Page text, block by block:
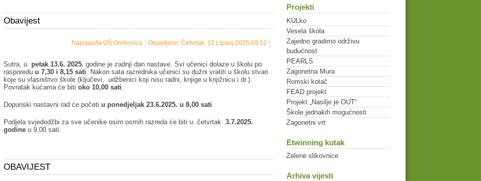
Obavijest
Objavljeno: Četvrtak, 12 Lipanj 2025 09:52
Napisao/la OŠ Orehovica
Sutra, u petak 13.6. 2025. godine je zadnji dan nastave. Svi učenici dolaze u školu po
rasporeduu 7,30 i 8,15 sati . Nakon sata razrednika učenici su dužni vratiti u školu stvari
koje su vlasništvo škole (ključevi, udžbenici koji nisu radni, knjige u knjižnicu i dr.).
Povratak kućama će bitioko 10,00 sati
Dopunski nastavni rad će početiu ponedjeljak 23.6.2025. u 8,00 sati
Podjela svjedodžbi za sve učenike osim osmih razreda će biti u četvrtak 3.7.2025.
godine u 9,00 sati.
OBAVIJEST
Projekti
KULko
Vesela škola
Zajedno gradimo održivu
budućnost
PEARLS
Zagonetna Mura
Romski kotač
FEAD projekt
Projekt „Nasilje je OUT“
Škole jednakih mogućnosti
Zagonetni vrt
Etwinning kutak
Zelene slikovnice
Arhiva vijesti